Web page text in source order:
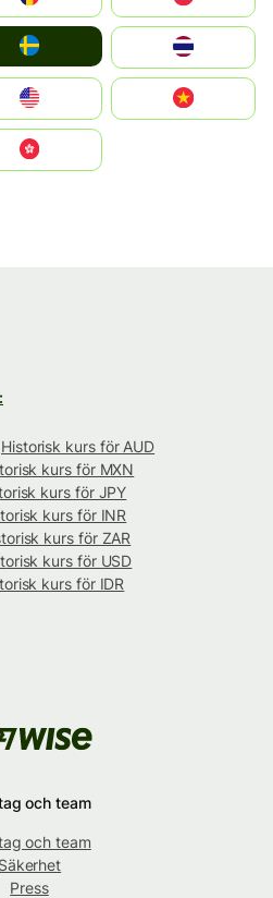
Historisk kurs för AUD
kurs för MXN
kurs för JPY
kurs för INR
kurs för ZAR
kurs för USD
kurs för IDR
och team
och team
Säkerhet
Press